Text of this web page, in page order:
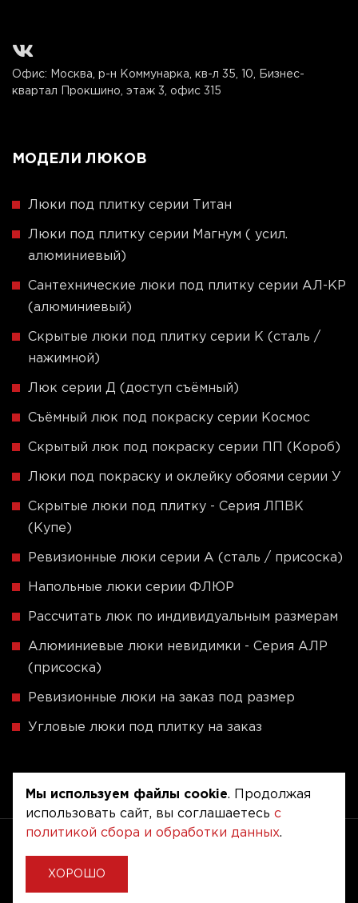
Офис: Москва, р-н Коммунарка, кв-л 35, 10, Бизнес-
квартал Прокшино, этаж 3, офис 315
МОДЕЛИ ЛЮКОВ
Люки под плитку серии Титан
Люки под плитку серии Магнум ( усил.
алюминиевый)
Сантехнические люки под плитку серии АЛ-КР
(алюминиевый)
Скрытые люки под плитку серии K (сталь /
нажимной)
Люк серии Д (доступ съёмный)
Съёмный люк под покраску серии Космос
Скрытый люк под покраску серии ПП (Короб)
Люки под покраску и оклейку обоями серии У
Скрытые люки под плитку - Серия ЛПВК
(Купе)
Ревизионные люки серии A (сталь / присоска)
Напольные люки серии ФЛЮР
Рассчитать люк по индивидуальным размерам
Алюминиевые люки невидимки - Серия АЛР
(присоска)
Ревизионные люки на заказ под размер
Угловые люки под плитку на заказ
Copyright © 2020 - 2026. Люкер, ревизионные
сантехнические люки.
Разработка и продвижение -
Мы используем файлы cookie. Продолжая
использовать сайт, вы соглашаетесь с
политикой сбора и обработки данных.
ХОРОШО